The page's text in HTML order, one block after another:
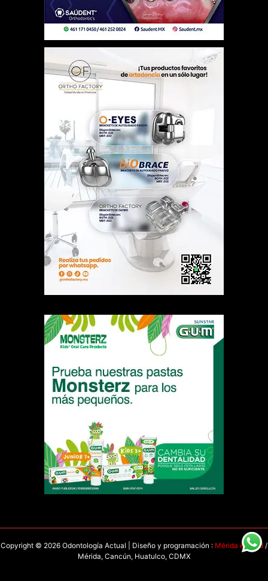
Copyright © 2026 Odontología Actual | Diseño y programación : Mérida en Red /
Mérida, Cancún, Huatulco, CDMX